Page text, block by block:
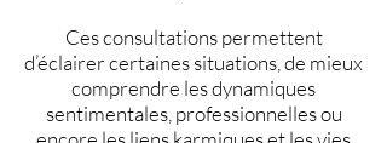
Ces consultations permettent
d’éclairer certaines situations, de mieux
comprendre les dynamiques
sentimentales, professionnelles ou